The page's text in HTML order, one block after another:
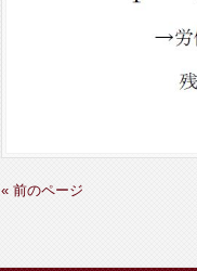
« 前のページ